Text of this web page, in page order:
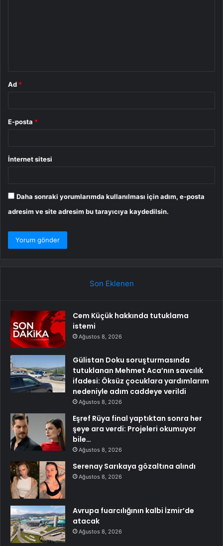
Ad *
E-posta *
İnternet sitesi
Daha sonraki yorumlarımda kullanılması için adım, e-posta
adresim ve site adresim bu tarayıcıya kaydedilsin.
Son Eklenen
Cem Küçük hakkında tutuklama
istemi
Ağustos 8, 2026
Gülistan Doku soruşturmasında
tutuklanan Mehmet Aca’nın savcılık
ifadesi: Öksüz çocuklara yardımlarım
nedeniyle adım caddeye verildi
Ağustos 8, 2026
Eşref Rüya final yaptıktan sonra her
şeye ara verdi: Projeleri okumuyor
bile…
Ağustos 8, 2026
Serenay Sarıkaya gözaltına alındı
Ağustos 8, 2026
Avrupa fuarcılığının kalbi İzmir’de
atacak
Ağustos 8, 2026